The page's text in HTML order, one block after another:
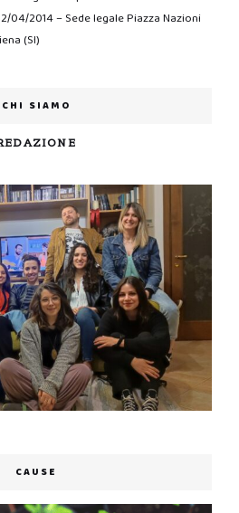
04/2014 – Sede legale Piazza Nazioni
(SI)
CHI SIAMO
CAUSE